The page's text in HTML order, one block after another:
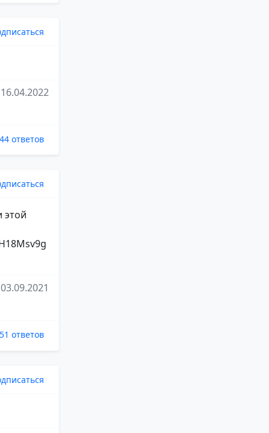
16.04.2022
44 ответов
этой
03.09.2021
51 ответов